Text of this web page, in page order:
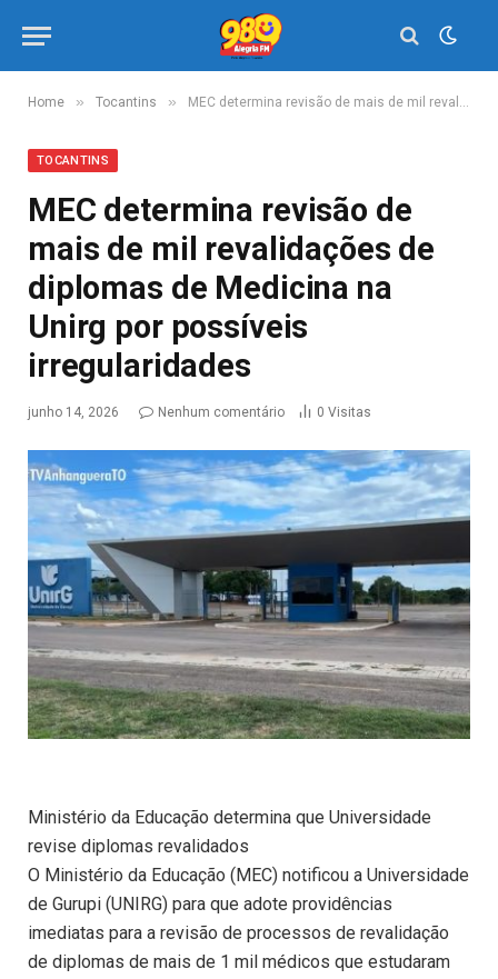
Home » Tocantins » MEC determina revisão de mais de mil revalidações de diplomas de Medicina na Unirg por possíveis irregularidades
TOCANTINS
MEC determina revisão de
mais de mil revalidações de
diplomas de Medicina na
Unirg por possíveis
irregularidades
junho 14, 2026 Nenhum comentário 0 Visitas
Ministério da Educação determina que Universidade
revise diplomas revalidados
O Ministério da Educação (MEC) notificou a Universidade
de Gurupi (UNIRG) para que adote providências
imediatas para a revisão de processos de revalidação
de diplomas de mais de 1 mil médicos que estudaram